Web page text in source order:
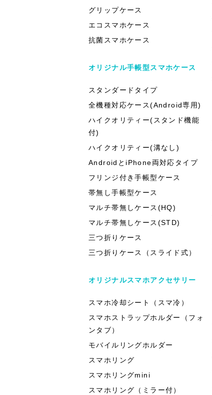
グリップケース
エコスマホケース
抗菌スマホケース
オリジナル手帳型スマホケース
スタンダードタイプ
全機種対応ケース(Android専用)
ハイクオリティー(スタンド機能
付)
ハイクオリティー(溝なし)
AndroidとiPhone両対応タイプ
フリンジ付き手帳型ケース
帯無し手帳型ケース
マルチ帯無しケース(HQ)
マルチ帯無しケース(STD)
三つ折りケース
三つ折りケース（スライド式）
オリジナルスマホアクセサリー
スマホ冷却シート（スマ冷）
スマホストラップホルダー（フォ
ンタブ）
モバイルリングホルダー
スマホリング
スマホリングmini
スマホリング（ミラー付）